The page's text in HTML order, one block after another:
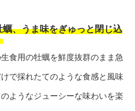
、うま味をぎゅっと閉じ込
食用の牡蠣を鮮度抜群のまま急
で採れたてのような食感と風味
ようなジューシーな味わいを楽